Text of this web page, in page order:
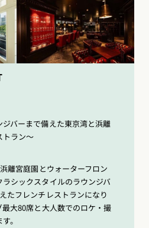
バーまで備えた東京湾と浜離
トラン〜
離宮庭園とウォーターフロン
ラシックスタイルのラウンジバ
たフレンチレストランになり
大80席と大人数でのロケ・撮
。